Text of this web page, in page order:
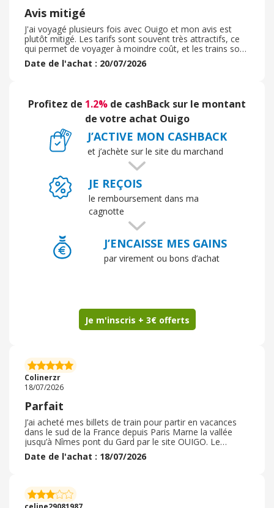
Avis mitigé
J'ai voyagé plusieurs fois avec Ouigo et mon avis est
plutôt mitigé. Les tarifs sont souvent très attractifs, ce
qui permet de voyager à moindre coût, et les trains sont
généralement ponctuels. En revanche, je trouve que les
services inclus sont assez limités et que le moindre
peut être un peu juste sur de longues distances. Malgré
ces points, l'expérience reste globalement satisfaisante
et je continuerai à choisir Ouigo lorsque le rapport
qualité-prix est intéressant.
Date de l'achat : 20/07/2026
Profitez de 1.2% de cashBack sur le montant
de votre achat Ouigo
J’ACTIVE MON CASHBACK
et j’achète sur le site du marchand
JE REÇOIS
le remboursement dans ma
cagnotte
J’ENCAISSE MES GAINS
par virement ou bons d’achat
Je m'inscris + 3€ offerts
Colinerzr
18/07/2026
Parfait
J’ai acheté mes billets de train pour partir en vacances
dans le sud de la France depuis Paris Marne la vallée
jusqu’à Nîmes pont du Gard par le site OUIGO. Le
processus de la commande s’est très bien déroulé et a
été très simple d’utilisation. Pour la commande j’ai eu
ebuyclub. Je suis une habituée de OUIGO et malgré le
confort rudimentaire pour des prix assez élevé, je n’ai
Date de l'achat : 18/07/2026